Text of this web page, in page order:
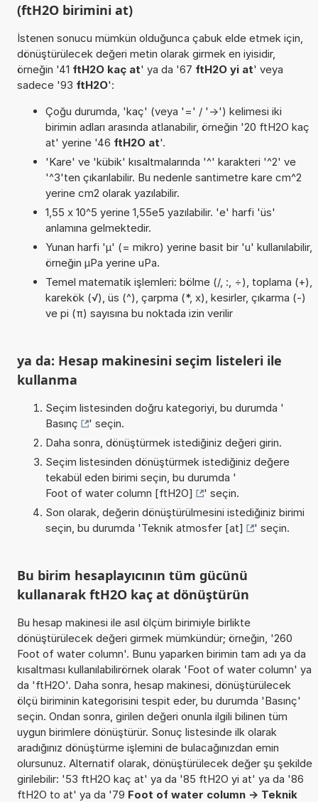
(ftH2O birimini at)
İstenen sonucu mümkün olduğunca çabuk elde etmek için,
dönüştürülecek değeri metin olarak girmek en iyisidir,
örneğin '41 ftH2O kaç at' ya da '67 ftH2O yi at' veya
sadece '93 ftH2O':
Çoğu durumda, 'kaç' (veya '=' / '->') kelimesi iki
birimin adları arasında atlanabilir, örneğin '20 ftH2O kaç
at' yerine '46 ftH2O at'.
'Kare' ve 'kübik' kısaltmalarında '^' karakteri '^2' ve
'^3'ten çıkarılabilir. Bu nedenle santimetre kare cm^2
yerine cm2 olarak yazılabilir.
1,55 x 10^5 yerine 1,55e5 yazılabilir. 'e' harfi 'üs'
anlamına gelmektedir.
Yunan harfi 'µ' (= mikro) yerine basit bir 'u' kullanılabilir,
örneğin µPa yerine uPa.
Temel matematik işlemleri: bölme (/, :, ÷), toplama (+),
karekök (√), üs (^), çarpma (*, x), kesirler, çıkarma (-)
ve pi (π) sayısına bu noktada izin verilir
ya da: Hesap makinesini seçim listeleri ile
kullanma
Seçim listesinden doğru kategoriyi, bu durumda '
Basınç
' seçin.
Daha sonra, dönüştürmek istediğiniz değeri girin.
Seçim listesinden dönüştürmek istediğiniz değere
tekabül eden birimi seçin, bu durumda '
Foot of water column [ftH2O]
' seçin.
Son olarak, değerin dönüştürülmesini istediğiniz birimi
seçin, bu durumda 'Teknik atmosfer [at] ' seçin.
Bu birim hesaplayıcının tüm gücünü
kullanarak ftH2O kaç at dönüştürün
Bu hesap makinesi ile asıl ölçüm birimiyle birlikte
dönüştürülecek değeri girmek mümkündür; örneğin, '260
Foot of water column'. Bunu yaparken birimin tam adı ya da
kısaltması kullanılabilirörnek olarak 'Foot of water column' ya
da 'ftH2O'. Daha sonra, hesap makinesi, dönüştürülecek
ölçü biriminin kategorisini tespit eder, bu durumda 'Basınç'
seçin. Ondan sonra, girilen değeri onunla ilgili bilinen tüm
uygun birimlere dönüştürür. Sonuç listesinde ilk olarak
aradığınız dönüştürme işlemini de bulacağınızdan emin
olursunuz. Alternatif olarak, dönüştürülecek değer şu şekilde
girilebilir: '53 ftH2O kaç at' ya da '85 ftH2O yi at' ya da '86
ftH2O to at' ya da '79 Foot of water column -> Teknik